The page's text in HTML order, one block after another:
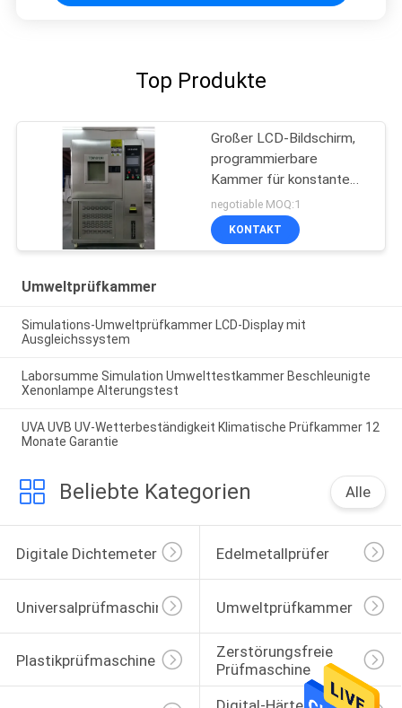
Top Produkte
Großer LCD-Bildschirm,
programmierbare
Kammer für konstante
Temperatur und
Luftfeuchtigkeit
negotiable MOQ:1
KONTAKT
Umweltprüfkammer
Simulations-Umweltprüfkammer LCD-Display mit
Ausgleichssystem
Laborsumme Simulation Umwelttestkammer Beschleunigte
Xenonlampe Alterungstest
UVA UVB UV-Wetterbeständigkeit Klimatische Prüfkammer 12
Monate Garantie
Beliebte Kategorien Alle
Digitale Dichtemeter Edelmetallprüfer
Universalprüfmaschine Umweltprüfkammer
Plastikprüfmaschine
Zerstörungsfreie
Prüfmaschine